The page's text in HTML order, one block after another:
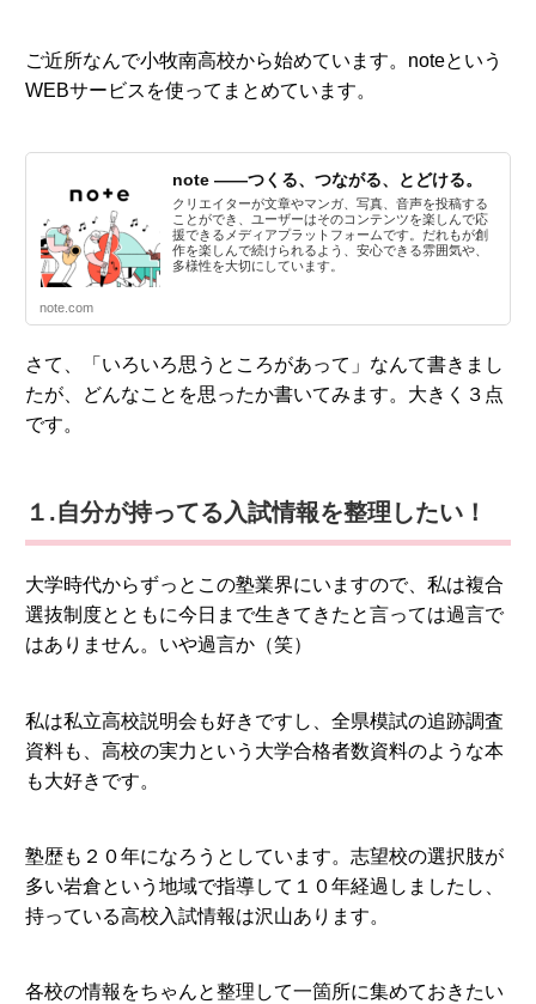
ご近所なんで小牧南高校から始めています。noteという
WEBサービスを使ってまとめています。
note ――つくる、つながる、とどける。
クリエイターが文章やマンガ、写真、音声を投稿する
ことができ、ユーザーはそのコンテンツを楽しんで応
援できるメディアプラットフォームです。だれもが創
作を楽しんで続けられるよう、安心できる雰囲気や、
多様性を大切にしています。
note.com
さて、「いろいろ思うところがあって」なんて書きまし
たが、どんなことを思ったか書いてみます。大きく３点
です。
１.自分が持ってる入試情報を整理したい！
大学時代からずっとこの塾業界にいますので、私は複合
選抜制度とともに今日まで生きてきたと言っては過言で
はありません。いや過言か（笑）
私は私立高校説明会も好きですし、全県模試の追跡調査
資料も、高校の実力という大学合格者数資料のような本
も大好きです。
塾歴も２０年になろうとしています。志望校の選択肢が
多い岩倉という地域で指導して１０年経過しましたし、
持っている高校入試情報は沢山あります。
各校の情報をちゃんと整理して一箇所に集めておきたい